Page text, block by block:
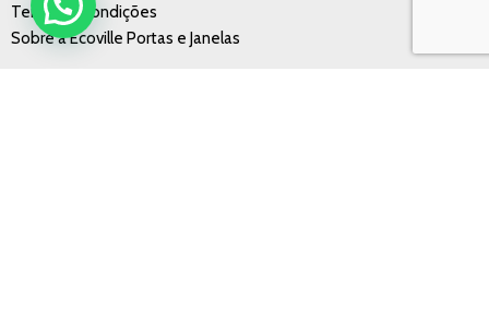
Termos e condições
Sobre a Ecoville Portas e Janelas